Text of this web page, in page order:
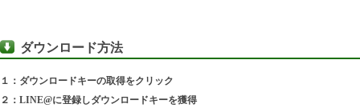
ダウンロード方法
１：ダウンロードキーの取得をクリック
２：LINE@に登録しダウンロードキーを獲得